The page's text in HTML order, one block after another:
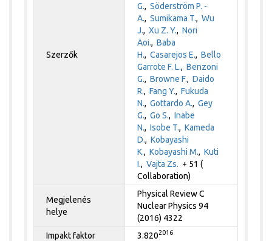
Szerzők
G.,Söderström P. -
A.,Sumikama T.,Wu
J.,Xu Z. Y.,Nori
Aoi.,Baba
H.,Casarejos E.,Bello
Garrote F. L.,Benzoni
G.,Browne F.,Daido
R.,Fang Y.,Fukuda
N.,Gottardo A.,Gey
G.,Go S.,Inabe
N.,Isobe T.,Kameda
D.,Kobayashi
K.,Kobayashi M.,Kuti
I.,Vajta Zs. + 51 (
Collaboration)
Megjelenés
helye
Physical Review C
Nuclear Physics 94
(2016) 4322
Impakt faktor
3.8202016